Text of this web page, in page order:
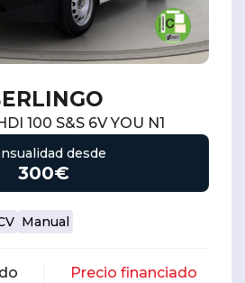
100 S&S 6V YOU N1
desde
300€
Manual
Precio financiado